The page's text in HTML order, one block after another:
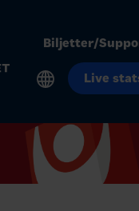
Biljetter/
Live